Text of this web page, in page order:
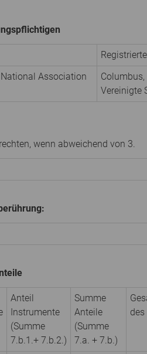
Association
Columbus,
Vereinigte
wenn abweichend von 3.
Anteil
Instrumente
(Summe
7.b.1.+ 7.b.2.)
Summe
Anteile
(Summe
7.a. + 7.b.)